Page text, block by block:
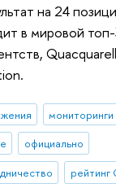
на 24
в мировой
мониторинги
официально
рейтинг